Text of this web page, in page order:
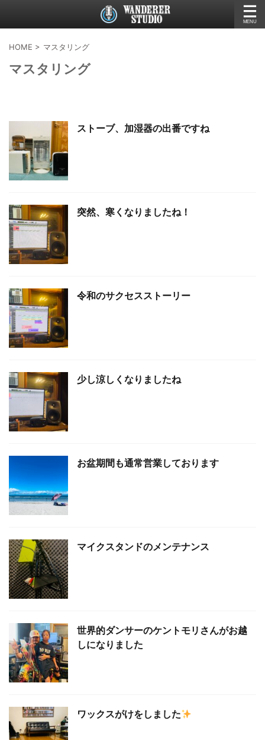
HOME > マスタリング
マスタリング
ストーブ、加湿器の出番ですね
突然、寒くなりましたね！
令和のサクセスストーリー
少し涼しくなりましたね
お盆期間も通常営業しております
マイクスタンドのメンテナンス
世界的ダンサーのケントモリさんがお越
しになりました
ワックスがけをしました